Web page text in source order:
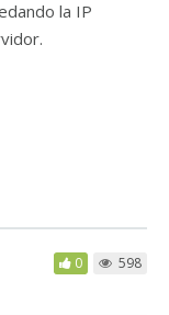
la IP
0 598